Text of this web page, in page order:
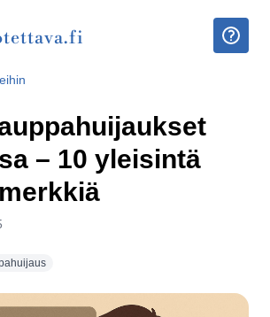
– 10 yleisintä